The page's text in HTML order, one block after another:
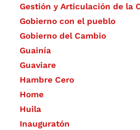
Gestión y Articulación de la
Gobierno con el pueblo
Gobierno del Cambio
Guainía
Guaviare
Hambre Cero
Home
Huila
Inauguratón